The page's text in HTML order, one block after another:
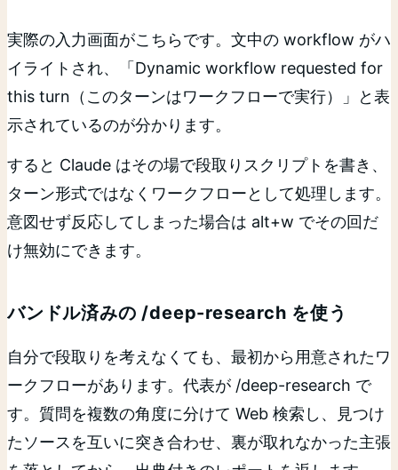
実際の入力画面がこちらです。文中の workflow がハ
イライトされ、「Dynamic workflow requested for
this turn（このターンはワークフローで実行）」と表
示されているのが分かります。
すると Claude はその場で段取りスクリプトを書き、
ターン形式ではなくワークフローとして処理します。
意図せず反応してしまった場合は alt+w でその回だ
け無効にできます。
バンドル済みの /deep-research を使う
自分で段取りを考えなくても、最初から用意されたワ
ークフローがあります。代表が /deep-research で
す。質問を複数の角度に分けて Web 検索し、見つけ
たソースを互いに突き合わせ、裏が取れなかった主張